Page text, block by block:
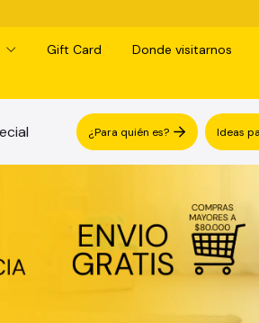
¡RETIRO
Gift Card Donde visitarnos
¿Para quién es? Ideas